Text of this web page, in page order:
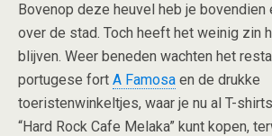
Bovenop deze heuvel heb je
over de stad. Toch heeft het weinig zin
blijven. Weer beneden wachten het
portugese fort A Famosa en de drukke
toeristenwinkeltjes, waar je nu al T-
“Hard Rock Cafe Melaka” kunt kopen,